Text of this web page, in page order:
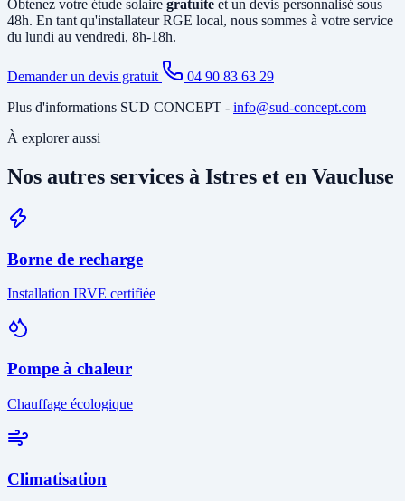
Obtenez votre étude solaire gratuite et un devis personnalisé sous
48h. En tant qu'installateur RGE local, nous sommes à votre service
du lundi au vendredi, 8h-18h.
Demander un devis gratuit
04 90 83 63 29
Plus d'informations SUD CONCEPT - info@sud-concept.com
À explorer aussi
Nos autres services à Istres et en Vaucluse
Borne de recharge
Installation IRVE certifiée
Pompe à chaleur
Chauffage écologique
Climatisation